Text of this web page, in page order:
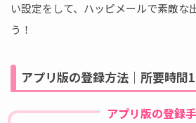
い設定をして、ハッピメールで素敵な
う！
アプリ版の登録方法｜所要時間
アプリ版の登録